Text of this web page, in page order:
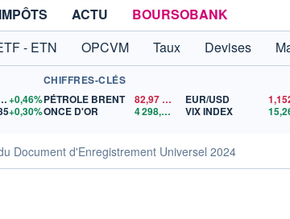
IMPÔTS ACTU
BOURSOBANK
- ETN OPCVM Taux Devises
+0,46%
+0,30%
CHIFFRES-CLÉS
PÉTROLE BRENT
82,97$US
ONCE D'OR
4 298,61 $US
EUR/USD
VIX INDEX
Document d'Enregistrement Universel 2024